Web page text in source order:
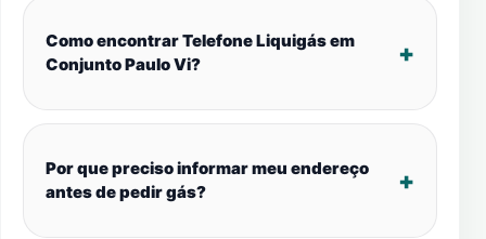
Como encontrar Telefone Liquigás em
Conjunto Paulo Vi?
Por que preciso informar meu endereço
antes de pedir gás?